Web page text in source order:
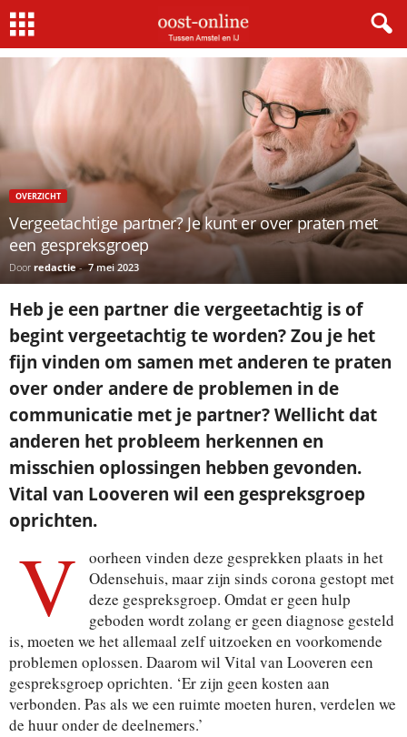
Home Vergeetachtige partner? Je kunt er over praten met een gespreksgroep
OVERZICHT
Vergeetachtige partner? Je kunt er over praten met
een gespreksgroep
Door redactie- 7 mei 2023
Heb je een partner die vergeetachtig is of
begint vergeetachtig te worden? Zou je het
fijn vinden om samen met anderen te praten
over onder andere de problemen in de
communicatie met je partner? Wellicht dat
anderen het probleem herkennen en
misschien oplossingen hebben gevonden.
Vital van Looveren wil een gespreksgroep
oprichten.
V
oorheen vinden deze gesprekken plaats in het
Odensehuis, maar zijn sinds corona gestopt met
deze gespreksgroep. Omdat er geen hulp
geboden wordt zolang er geen diagnose gesteld
is, moeten we het allemaal zelf uitzoeken en voorkomende
problemen oplossen. Daarom wil Vital van Looveren een
gespreksgroep oprichten. ‘Er zijn geen kosten aan
verbonden. Pas als we een ruimte moeten huren, verdelen we
de huur onder de deelnemers.’